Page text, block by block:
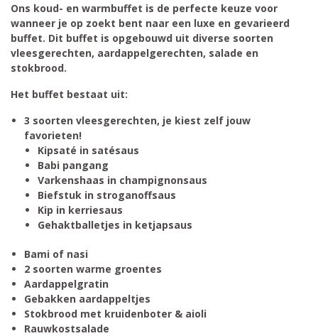
Ons koud- en warmbuffet is de perfecte keuze voor
wanneer je op zoekt bent naar een luxe en gevarieerd
buffet. Dit buffet is opgebouwd uit diverse soorten
vleesgerechten, aardappelgerechten, salade en
stokbrood.
Het buffet bestaat uit:
3 soorten vleesgerechten, je kiest zelf jouw
favorieten!
Kipsaté in satésaus
Babi pangang
Varkenshaas in champignonsaus
Biefstuk in stroganoffsaus
Kip in kerriesaus
Gehaktballetjes in ketjapsaus
Bami of nasi
2 soorten warme groentes
Aardappelgratin
Gebakken aardappeltjes
Stokbrood met kruidenboter & aioli
Rauwkostsalade